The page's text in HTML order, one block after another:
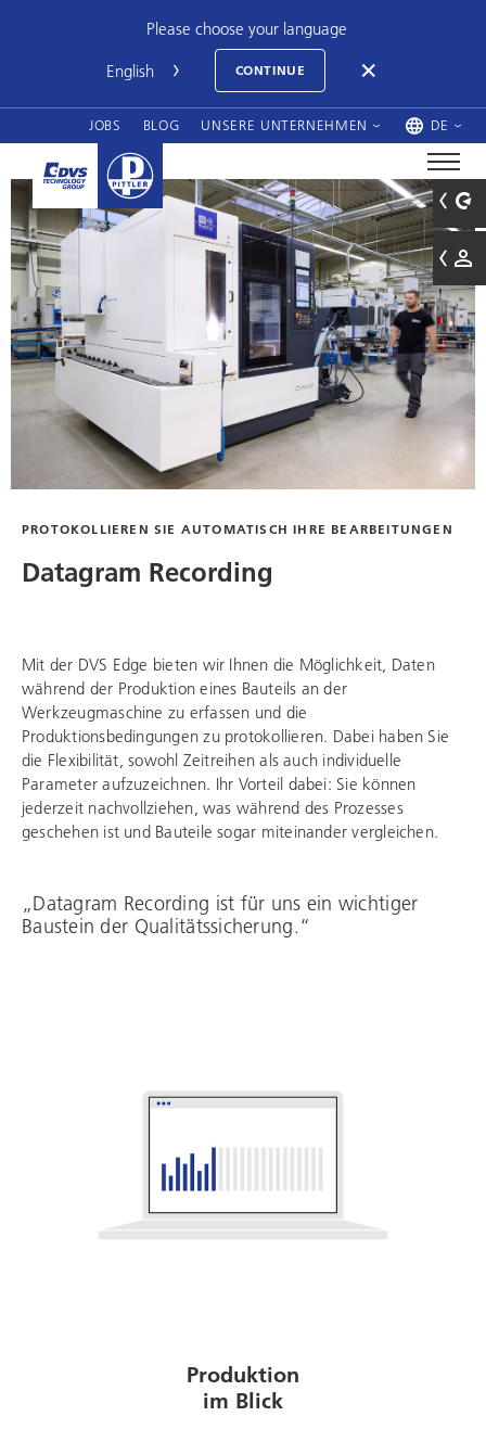
Please choose your language
CONTINUE
JOBS BLOG UNSERE UNTERNEHMEN DE
PROTOKOLLIEREN SIE AUTOMATISCH IHRE BEARBEITUNGEN
Datagram Recording
„Datagram Recording ist für uns ein wichtiger
Baustein der Qualitätssicherung.“
Mit der DVS Edge bieten wir Ihnen die Möglichkeit, Daten
während der Produktion eines Bauteils an der
Werkzeugmaschine zu erfassen und die
Produktionsbedingungen zu protokollieren. Dabei haben Sie
die Flexibilität, sowohl Zeitreihen als auch individuelle
Parameter aufzuzeichnen. Ihr Vorteil dabei: Sie können
jederzeit nachvollziehen, was während des Prozesses
geschehen ist und Bauteile sogar miteinander vergleichen.
Produktion
im Blick